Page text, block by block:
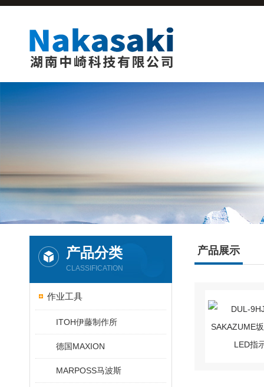
产品分类
CLASSIFICATION
作业工具
ITOH伊藤制作所
德国MAXION
MARPOSS马波斯
产品展示